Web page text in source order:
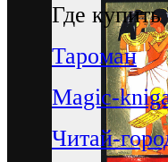
Где купить
Тароман
Magic-
Читай-